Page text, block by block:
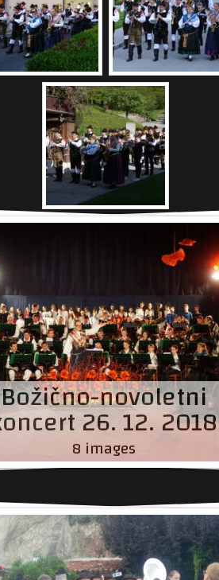
Božično-novoletni
26. 12. 2018
8 images